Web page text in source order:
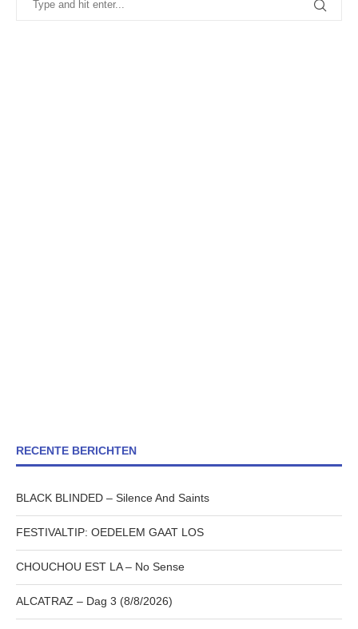
RECENTE BERICHTEN
BLACK BLINDED – Silence And Saints
FESTIVALTIP: OEDELEM GAAT LOS
CHOUCHOU EST LA – No Sense
ALCATRAZ – Dag 3 (8/8/2026)